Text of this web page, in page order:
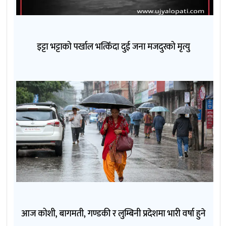
इट्टा भट्टाको पर्खाल भत्किँदा दुई जना मजदुरको मृत्यु
आज कोशी, बागमती, गण्डकी र लुम्बिनी प्रदेशमा भारी वर्षा हुने